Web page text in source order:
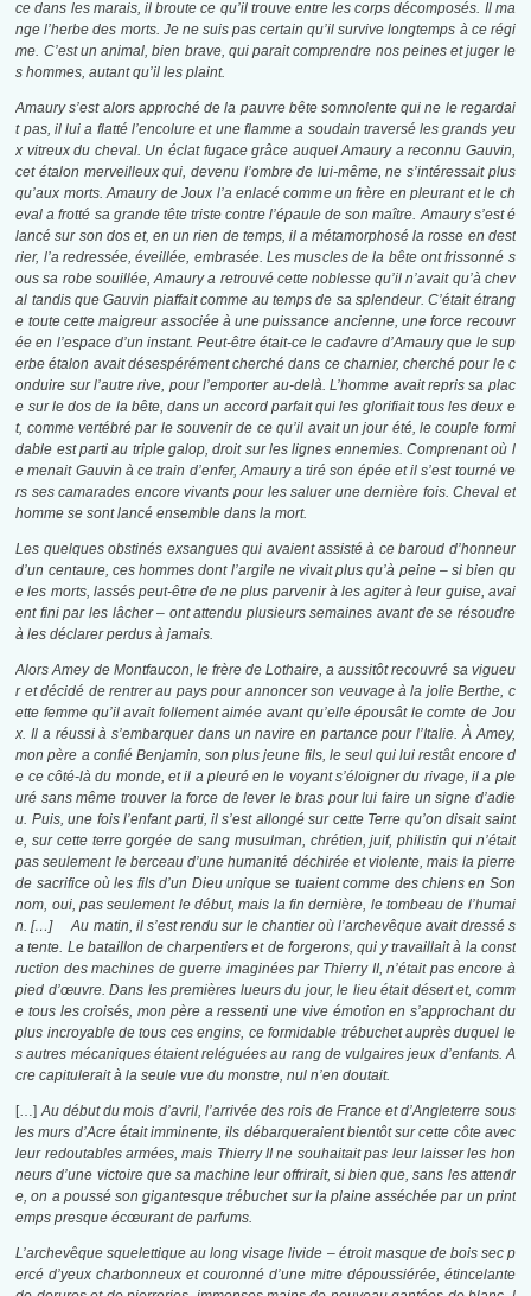
ce dans les marais, il broute ce qu’il trouve entre les corps décomposés. Il ma
nge l’herbe des morts. Je ne suis pas certain qu’il survive longtemps à ce régi
me. C’est un animal, bien brave, qui parait comprendre nos peines et juger le
s hommes, autant qu’il les plaint.
Amaury s’est alors approché de la pauvre bête somnolente qui ne le regardai
t pas, il lui a flatté l’encolure et une flamme a soudain traversé les grands yeu
x vitreux du cheval. Un éclat fugace grâce auquel Amaury a reconnu Gauvin,
cet étalon merveilleux qui, devenu l’ombre de lui-même, ne s’intéressait plus
qu’aux morts. Amaury de Joux l’a enlacé comme un frère en pleurant et le ch
eval a frotté sa grande tête triste contre l’épaule de son maître. Amaury s’est é
lancé sur son dos et, en un rien de temps, il a métamorphosé la rosse en dest
rier, l’a redressée, éveillée, embrasée. Les muscles de la bête ont frissonné s
ous sa robe souillée, Amaury a retrouvé cette noblesse qu’il n’avait qu’à chev
al tandis que Gauvin piaffait comme au temps de sa splendeur. C’était étrang
e toute cette maigreur associée à une puissance ancienne, une force recouvr
ée en l’espace d’un instant. Peut-être était-ce le cadavre d’Amaury que le sup
erbe étalon avait désespérément cherché dans ce charnier, cherché pour le c
onduire sur l’autre rive, pour l’emporter au-delà. L’homme avait repris sa plac
e sur le dos de la bête, dans un accord parfait qui les glorifiait tous les deux e
t, comme vertébré par le souvenir de ce qu’il avait un jour été, le couple formi
dable est parti au triple galop, droit sur les lignes ennemies. Comprenant où l
e menait Gauvin à ce train d’enfer, Amaury a tiré son épée et il s’est tourné ve
rs ses camarades encore vivants pour les saluer une dernière fois. Cheval et
homme se sont lancé ensemble dans la mort.
Les quelques obstinés exsangues qui avaient assisté à ce baroud d’honneur
d’un centaure, ces hommes dont l’argile ne vivait plus qu’à peine – si bien qu
e les morts, lassés peut-être de ne plus parvenir à les agiter à leur guise, avai
ent fini par les lâcher – ont attendu plusieurs semaines avant de se résoudre
à les déclarer perdus à jamais.
Alors Amey de Montfaucon, le frère de Lothaire, a aussitôt recouvré sa vigueu
r et décidé de rentrer au pays pour annoncer son veuvage à la jolie Berthe, c
ette femme qu’il avait follement aimée avant qu’elle épousât le comte de Jou
x. Il a réussi à s’embarquer dans un navire en partance pour l’Italie.À Amey,
mon père a confié Benjamin, son plus jeune fils, le seul qui lui restât encore d
e ce côté-là du monde, et il a pleuré en le voyant s’éloigner du rivage, il a ple
uré sans même trouver la force de lever le bras pour lui faire un signe d’adie
u. Puis, une fois l’enfant parti, il s’est allongé sur cette Terre qu’on disait saint
e, sur cette terre gorgée de sang musulman, chrétien, juif, philistin qui n’était
pas seulement le berceau d’une humanité déchirée et violente, mais la pierre
de sacrifice où les fils d’un Dieu unique se tuaient comme des chiens en Son
nom, oui, pas seulement le début, mais la fin dernière, le tombeau de l’humai
n. […] Au matin, il s’est rendu sur le chantier où l’archevêque avait dressé s
a tente. Le bataillon de charpentiers et de forgerons, qui y travaillait à la const
ruction des machines de guerre imaginées par Thierry II, n’était pas encore à
pied d’œuvre. Dans les premières lueurs du jour, le lieu était désert et, comm
e tous les croisés, mon père a ressenti une vive émotion en s’approchant du
plus incroyable de tous ces engins, ce formidable trébuchet auprès duquel le
s autres mécaniques étaient reléguées au rang de vulgaires jeux d’enfants. A
cre capitulerait à la seule vue du monstre, nul n’en doutait.
[…] Au début du mois d’avril, l’arrivée des rois de France et d’Angleterre sous
les murs d’Acre était imminente, ils débarqueraient bientôt sur cette côte avec
leur redoutables armées, mais Thierry II ne souhaitait pas leur laisser les hon
neurs d’une victoire que sa machine leur offrirait, si bien que, sans les attendr
e, on a poussé son gigantesque trébuchet sur la plaine asséchée par un print
emps presque écœurant de parfums.
L’archevêque squelettique au long visage livide – étroit masque de bois sec p
ercé d’yeux charbonneux et couronné d’une mitre dépoussiérée, étincelante